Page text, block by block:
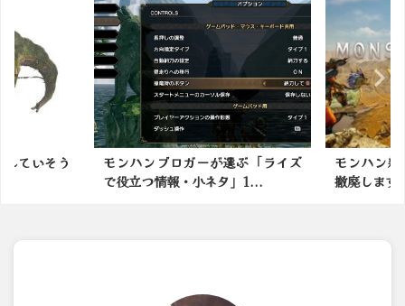
ていそう
モンハンブロガーが選ぶ「ライズ
で役立つ情報・小ネタ」1...
モンハン
撤廃します